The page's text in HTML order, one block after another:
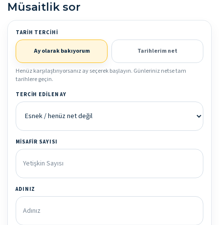
Müsaitlik sor
TARIH TERCIHI
Ay olarak bakıyorum Tarihlerim net
Henüz karşılaştırıyorsanız ay seçerek başlayın. Günleriniz netse tam
tarihlere geçin.
TERCIH EDILEN AY
MISAFIR SAYISI
ADINIZ